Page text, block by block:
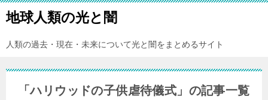
地球人類の光と闇
人類の過去・現在・未来について光と闇をまとめるサイト
「ハリウッドの子供虐待儀式」の記事一覧